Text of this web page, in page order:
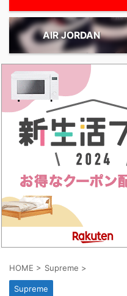
AIR JORDAN
HOME > Supreme >
Supreme